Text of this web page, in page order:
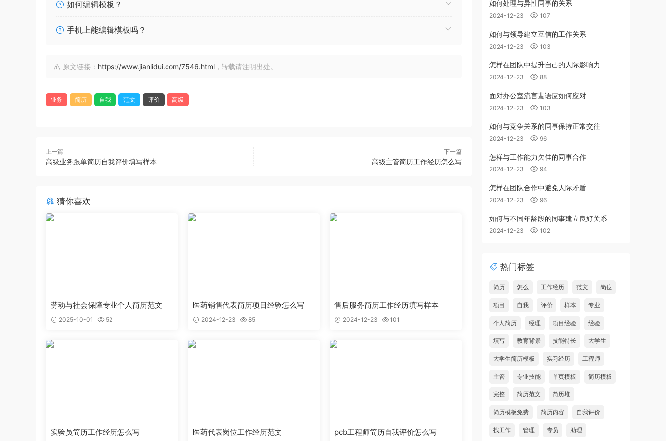
如何编辑模板？
手机上能编辑模板吗？
原文链接： https://www.jianlidui.com/7546.html ，转载请注明出处。
业务 简历 自我 范文 评价 高级
上一篇
高级业务跟单简历自我评价填写样本
下一篇
高级主管简历工作经历怎么写
猜你喜欢
劳动与社会保障专业个人简历范文
2025-10-01 52
医药销售代表简历项目经验怎么写
2024-12-23 85
售后服务简历工作经历填写样本
2024-12-23 101
实验员简历工作经历怎么写 医药代表岗位工作经历范文 pcb工程师简历自我评价怎么写
如何处理与异性同事的关系
2024-12-23 107
如何与领导建立互信的工作关系
2024-12-23 103
怎样在团队中提升自己的人际影响力
2024-12-23 88
面对办公室流言蜚语应如何应对
2024-12-23 103
如何与竞争关系的同事保持正常交往
2024-12-23 96
怎样与工作能力欠佳的同事合作
2024-12-23 94
怎样在团队合作中避免人际矛盾
2024-12-23 96
如何与不同年龄段的同事建立良好关系
2024-12-23 102
热门标签
简历 怎么 工作经历 范文 岗位
项目 自我 评价 样本 专业
个人简历 经理 项目经验 经验
填写 教育背景 技能特长 大学生
大学生简历模板 实习经历 工程师
主管 专业技能 单页模板 简历模板
完整 简历范文 简历堆
简历模板免费 简历内容 自我评价
找工作 管理 专员 助理